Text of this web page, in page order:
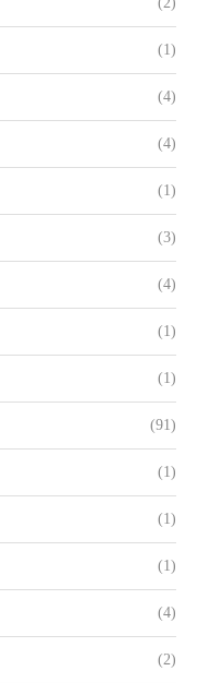
(1)
(4)
(4)
(1)
(3)
(4)
(1)
(1)
(91)
(1)
(1)
(1)
(4)
(2)